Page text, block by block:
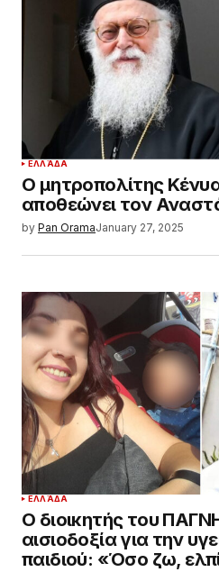
ΕΛΛΆΔΑ
Ο μητροπολίτης
αποθεώνει τον
by Pan OramaJanuary 27, 2025
ΕΛΛΆΔΑ
Ο διοικητής του
αισιοδοξία για την
παιδιού: «Όσο ζω,